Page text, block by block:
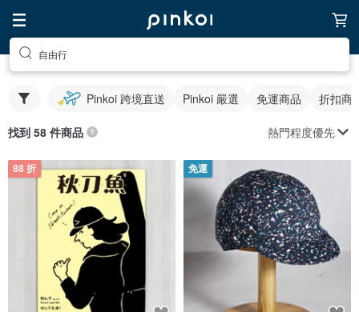
自由行
Pinkoi 跨境直送 Pinkoi 嚴選 免運商品 折扣商
找到 58 件商品 熱門程度優先
88 折 免運